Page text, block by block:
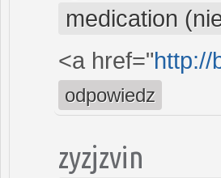
medication
<a href="http://
odpowiedz
zyzjzvin